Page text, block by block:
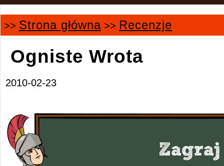
>> Strona główna >> Recenzje
Ogniste Wrota
2010-02-23